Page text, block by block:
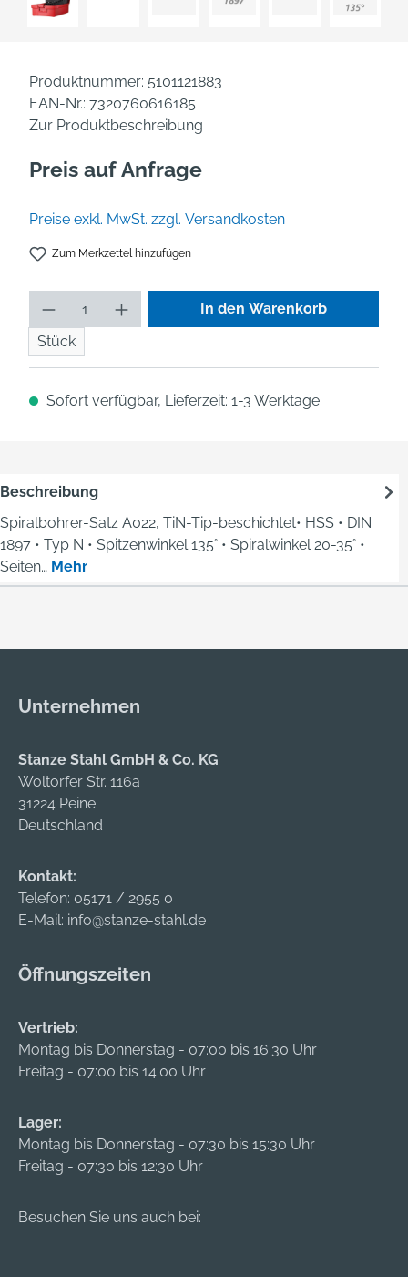
Produktnummer: 5101121883
EAN-Nr.: 7320760616185
Zur Produktbeschreibung
Preis auf Anfrage
Preise exkl. MwSt. zzgl. Versandkosten
Zum Merkzettel hinzufügen
Produkt Anzahl: Gib den
Stück
In den Warenkorb
Sofort verfügbar, Lieferzeit: 1-3 Werktage
Beschreibung
Spiralbohrer-Satz A022, TiN-Tip-beschichtet• HSS • DIN
1897 • Typ N • Spitzenwinkel 135° • Spiralwinkel 20-35° •
Seiten… Mehr
Unternehmen
Stanze Stahl GmbH & Co. KG
Woltorfer Str. 116a
31224 Peine
Deutschland
Kontakt:
Telefon: 05171 / 2955 0
E-Mail: info@stanze-stahl.de
Öffnungszeiten
Vertrieb:
Montag bis Donnerstag - 07:00 bis 16:30 Uhr
Freitag - 07:00 bis 14:00 Uhr
Lager:
Montag bis Donnerstag - 07:30 bis 15:30 Uhr
Freitag - 07:30 bis 12:30 Uhr
Besuchen Sie uns auch bei: